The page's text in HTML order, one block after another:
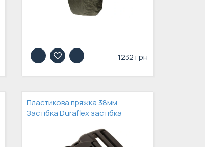
1232 грн
Пластикова пряжка 38мм
Застібка Duraflex застібка